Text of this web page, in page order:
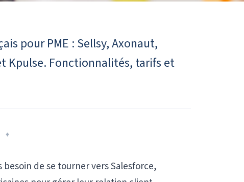
pour PME : Sellsy, Axonaut,
Kpulse. Fonctionnalités, tarifs et
♦
besoin de se tourner vers Salesforce,